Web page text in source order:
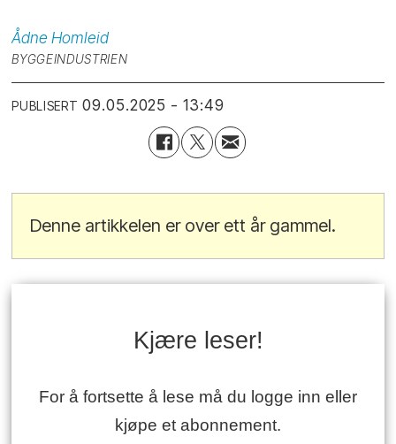
Ådne Homleid
BYGGEINDUSTRIEN
PUBLISERT 09.05.2025 - 13:49
Denne artikkelen er over ett år gammel.
Kjære leser!
For å fortsette å lese må du logge inn eller
kjøpe et abonnement.